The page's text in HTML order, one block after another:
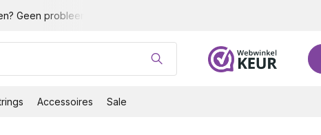
Geen probleem!
Accessoires Sale